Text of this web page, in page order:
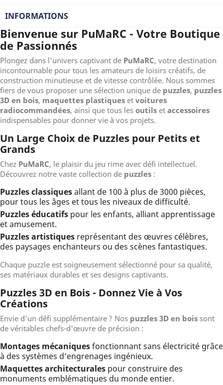
INFORMATIONS
Bienvenue sur PuMaRC - Votre Boutique
de Passionnés
Plongez dans l'univers captivant de PuMaRC, votre destination
incontournable pour tous les amateurs de loisirs créatifs, de
construction minutieuse et de vitesse contrôlée. Nous sommes
fiers de vous proposer une sélection unique de puzzles, puzzles
3D en bois, maquettes plastiques et voitures
radiocommandées, ainsi que tous les outils et accessoires
indispensables pour donner vie à vos projets.
Un Large Choix de Puzzles pour Petits et
Grands
Chez PuMaRC, le plaisir du jeu rime avec défi intellectuel.
Découvrez notre vaste collection de puzzles :
Puzzles classiquesallant de 100 à plus de 3000 pièces,
pour tous les âges et tous les niveaux de difficulté.
Puzzles éducatifs pour les enfants, alliant apprentissage
et amusement.
Puzzles artistiques représentant des œuvres célèbres,
des paysages enchanteurs ou des scènes fantastiques.
Chaque puzzle est soigneusement sélectionné pour sa qualité,
ses matériaux durables et ses designs captivants.
Puzzles 3D en Bois - Donnez Vie à Vos
Créations
Envie d'un défi supplémentaire ? Nos puzzles 3D en bois sont
de véritables chefs-d'œuvre de précision :
Montages mécaniquesfonctionnant sans électricité grâce
à des systèmes d'engrenages ingénieux.
Maquettes architecturales pour construire des
monuments emblématiques du monde entier.